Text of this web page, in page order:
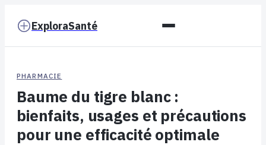
ExploraSanté
PHARMACIE
Baume du tigre blanc :
bienfaits, usages et précautions
pour une efficacité optimale